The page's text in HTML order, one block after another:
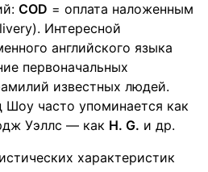
COD = оплата наложенным
Интересной
английского языка
первоначальных
известных людей.
часто упоминается как
Уэллс — как H. G. и др.
характеристик